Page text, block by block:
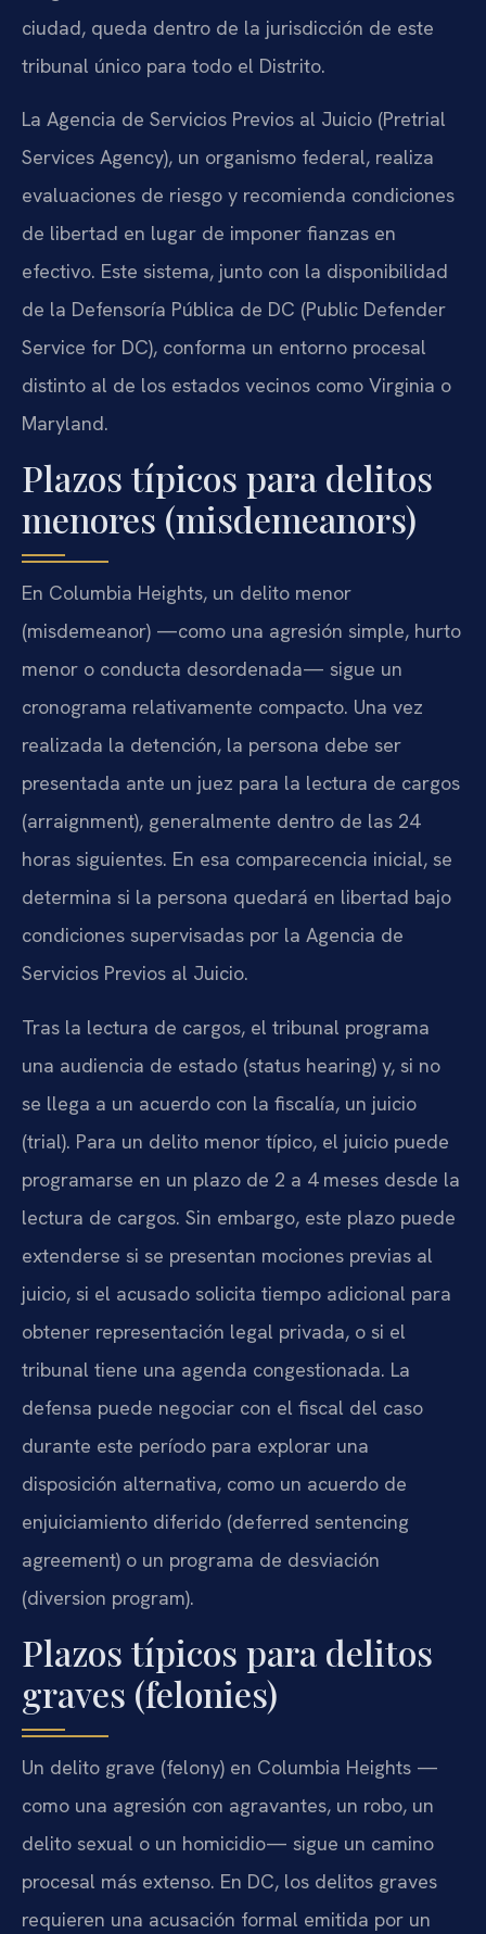
ciudad, queda dentro de la jurisdicción de este
tribunal único para todo el Distrito.
La Agencia de Servicios Previos al Juicio (Pretrial
Services Agency), un organismo federal, realiza
evaluaciones de riesgo y recomienda condiciones
de libertad en lugar de imponer fianzas en
efectivo. Este sistema, junto con la disponibilidad
de la Defensoría Pública de DC (Public Defender
Service for DC), conforma un entorno procesal
distinto al de los estados vecinos como Virginia o
Maryland.
Plazos típicos para delitos
menores (misdemeanors)
En Columbia Heights, un delito menor
(misdemeanor) —como una agresión simple, hurto
menor o conducta desordenada— sigue un
cronograma relativamente compacto. Una vez
realizada la detención, la persona debe ser
presentada ante un juez para la lectura de cargos
(arraignment), generalmente dentro de las 24
horas siguientes. En esa comparecencia inicial, se
determina si la persona quedará en libertad bajo
condiciones supervisadas por la Agencia de
Servicios Previos al Juicio.
Tras la lectura de cargos, el tribunal programa
una audiencia de estado (status hearing) y, si no
se llega a un acuerdo con la fiscalía, un juicio
(trial). Para un delito menor típico, el juicio puede
programarse en un plazo de 2 a 4 meses desde la
lectura de cargos. Sin embargo, este plazo puede
extenderse si se presentan mociones previas al
juicio, si el acusado solicita tiempo adicional para
obtener representación legal privada, o si el
tribunal tiene una agenda congestionada. La
defensa puede negociar con el fiscal del caso
durante este período para explorar una
disposición alternativa, como un acuerdo de
enjuiciamiento diferido (deferred sentencing
agreement) o un programa de desviación
(diversion program).
Plazos típicos para delitos
graves (felonies)
Un delito grave (felony) en Columbia Heights —
como una agresión con agravantes, un robo, un
delito sexual o un homicidio— sigue un camino
procesal más extenso. En DC, los delitos graves
requieren una acusación formal emitida por un